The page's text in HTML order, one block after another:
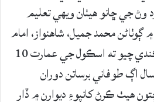
جي ڇانو هيٺان ويهي تعليم
محمد جميل، شاهنواز، امام
علي بجير ۽ ٻين احتجاج ڪندي چيو ته اسڪول جي عمارت 10
اڳ طوفاني برساتن دوران
ھيٺ ڪرڻ کانپوءِ ديوارن ۾ ڏار